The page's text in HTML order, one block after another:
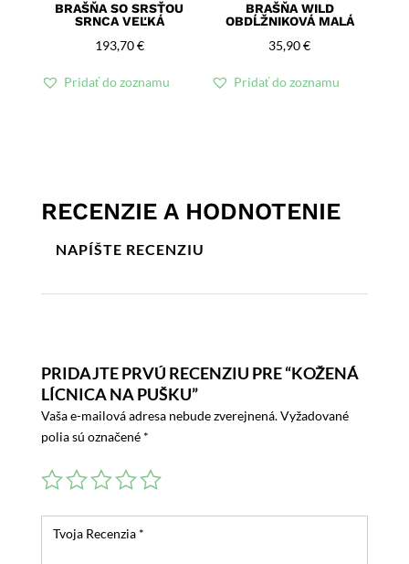
BRAŠŇA SO SRSŤOU
SRNCA VEĽKÁ
193,70€
Pridať do zoznamu
BRAŠŇA WILD
OBDĹŽNIKOVÁ MALÁ
35,90€
Pridať do zoznamu
RECENZIE A HODNOTENIE
NAPÍŠTE RECENZIU
PRIDAJTE PRVÚ RECENZIU PRE “KOŽENÁ
LÍCNICA NA PUŠKU”
Vaša e-mailová adresa nebude zverejnená.Vyžadované
polia sú označené *